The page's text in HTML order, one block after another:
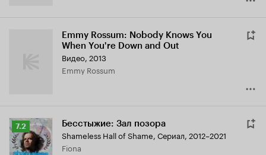
Emmy Rossum: Nobody Knows You
When You're Down and Out
Видео, 2013
Emmy Rossum
Рейтинг
Кинопоиска
7.2
7.2 Бесстыжие: Зал позора
Shameless Hall of Shame, Сериал, 2012–2021
Fiona